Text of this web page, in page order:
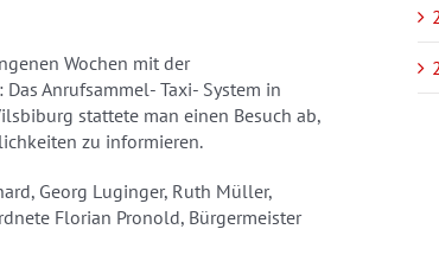
Wochen mit der
Anrufsammel- Taxi- System in
stattete man einen Besuch ab,
zu informieren.
Georg Luginger, Ruth Müller,
Florian Pronold, Bürgermeister